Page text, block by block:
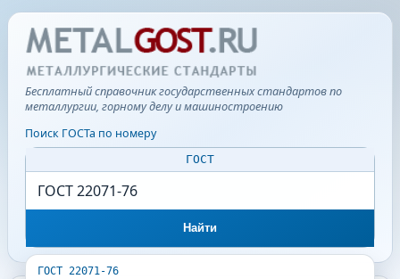
Бесплатный справочник государственных стандартов по
металлургии, горному делу и машиностроению
Поиск ГОСТа по номеру
ГОСТ
Найти
ГОСТ 22071-76